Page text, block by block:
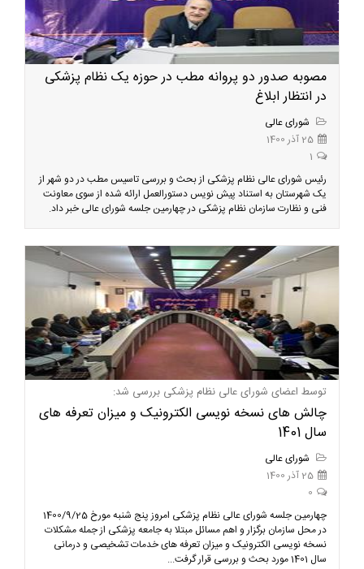
مصوبه صدور دو پروانه مطب در حوزه یک نظام پزشکی
در انتظار ابلاغ
شورای عالی
25 آذر 1400
1
رئیس شورای عالی نظام پزشکی از بحث و بررسی تاسیس مطب در دو شهر از
یک شهرستان به استناد پیش نویس دستورالعمل ارائه شده از سوی معاونت
فنی و نظارت سازمان نظام پزشکی در چهارمین جلسه شورای عالی خبر داد.
توسط اعضای شورای عالی نظام پزشکی بررسی شد:
چالش های نسخه نویسی الکترونیک و میزان تعرفه های
سال 1401
شورای عالی
25 آذر 1400
0
چهارمین جلسه شورای عالی نظام پزشکی امروز پنج شنبه مورخ 1400/9/25
در محل سازمان برگزار و اهم مسائل مبتلا به جامعه پزشکی از جمله مشکلات
نسخه نویسی الکترونیک و میزان تعرفه های خدمات تشخیصی و درمانی
سال 1401 مورد بحث و بررسی قرار گرفت...